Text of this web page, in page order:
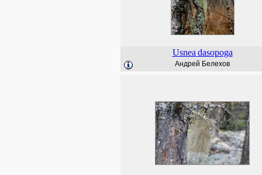
Usnea dasopoga
Андрей Белехов